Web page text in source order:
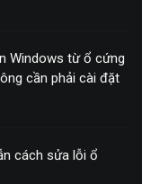
Windows từ ổ cứng
cần phải cài đặt
cách sửa lỗi ổ